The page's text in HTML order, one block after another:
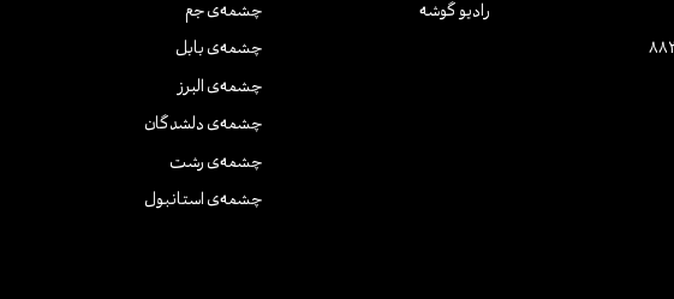
رادیو گوشه
چشمه‌ی جم
چشمه‌ی بابل
چشمه‌ی البرز
چشمه‌ی دلشدگان
چشمه‌ی رشت
چشمه‌ی استانبول